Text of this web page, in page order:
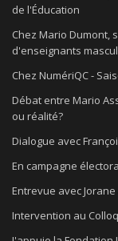
de l'Éducation
Chez Mario Dumont,
d'enseignants
Chez NumériQC -
Débat entre Mario
ou réalité?
Dialogue avec
En campagne
Entrevue avec Jorane
Intervention au